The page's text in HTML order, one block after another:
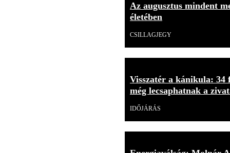
Az augusztus mindent
életében
CSILLAGJEGY
Visszatér a kánikula: 34
még lecsaphatnak a
IDŐJÁRÁS